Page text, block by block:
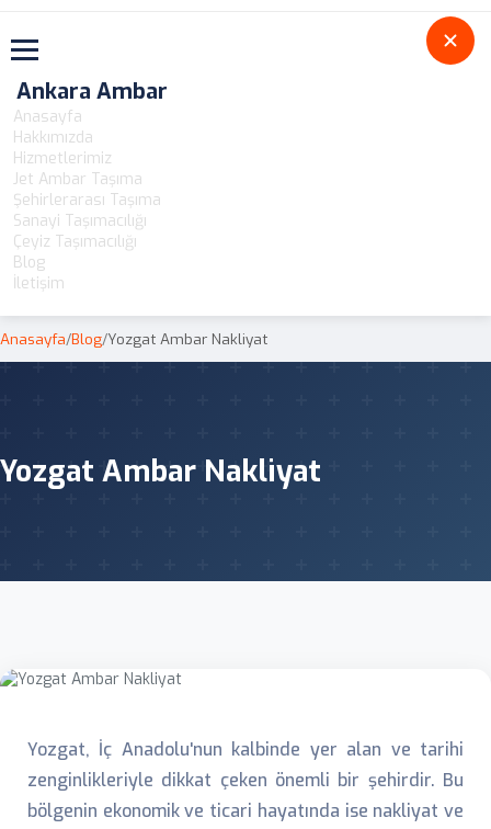
Toggle navigation
Ankara Ambar
Anasayfa
Hakkımızda
Hizmetlerimiz
Jet Ambar Taşıma
Şehirlerarası Taşıma
Sanayi Taşımacılığı
Çeyiz Taşımacılığı
Blog
İletişim
Anasayfa/Blog/Yozgat Ambar Nakliyat
Yozgat Ambar Nakliyat
Yozgat, İç Anadolu'nun kalbinde yer alan ve tarihi
zenginlikleriyle dikkat çeken önemli bir şehirdir. Bu
bölgenin ekonomik ve ticari hayatında ise nakliyat ve